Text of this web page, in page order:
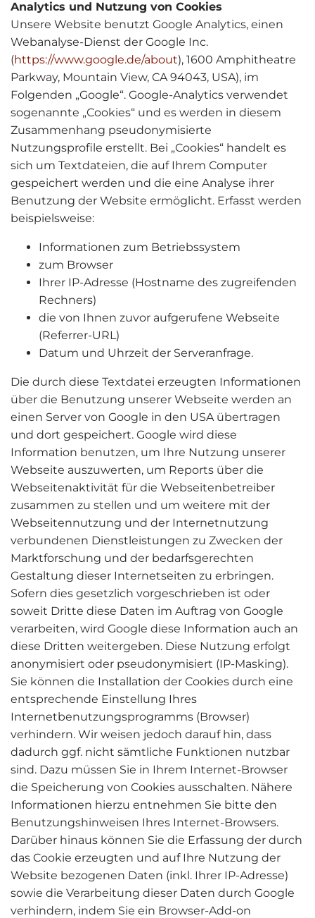
Analytics und Nutzung von Cookies
Unsere Website benutzt Google Analytics, einen
Webanalyse-Dienst der Google Inc.
(https://www.google.de/about), 1600 Amphitheatre
Parkway, Mountain View, CA 94043, USA), im
Folgenden „Google“. Google-Analytics verwendet
sogenannte „Cookies“ und es werden in diesem
Zusammenhang pseudonymisierte
Nutzungsprofile erstellt. Bei „Cookies“ handelt es
sich um Textdateien, die auf Ihrem Computer
gespeichert werden und die eine Analyse ihrer
Benutzung der Website ermöglicht. Erfasst werden
beispielsweise:
Informationen zum Betriebssystem
zum Browser
Ihrer IP-Adresse (Hostname des zugreifenden
Rechners)
die von Ihnen zuvor aufgerufene Webseite
(Referrer-URL)
Datum und Uhrzeit der Serveranfrage.
Die durch diese Textdatei erzeugten Informationen
über die Benutzung unserer Webseite werden an
einen Server von Google in den USA übertragen
und dort gespeichert. Google wird diese
Information benutzen, um Ihre Nutzung unserer
Webseite auszuwerten, um Reports über die
Webseitenaktivität für die Webseitenbetreiber
zusammen zu stellen und um weitere mit der
Webseitennutzung und der Internetnutzung
verbundenen Dienstleistungen zu Zwecken der
Marktforschung und der bedarfsgerechten
Gestaltung dieser Internetseiten zu erbringen.
Sofern dies gesetzlich vorgeschrieben ist oder
soweit Dritte diese Daten im Auftrag von Google
verarbeiten, wird Google diese Information auch an
diese Dritten weitergeben. Diese Nutzung erfolgt
anonymisiert oder pseudonymisiert (IP-Masking).
Sie können die Installation der Cookies durch eine
entsprechende Einstellung Ihres
Internetbenutzungsprogramms (Browser)
verhindern. Wir weisen jedoch darauf hin, dass
dadurch ggf. nicht sämtliche Funktionen nutzbar
sind. Dazu müssen Sie in Ihrem Internet-Browser
die Speicherung von Cookies ausschalten. Nähere
Informationen hierzu entnehmen Sie bitte den
Benutzungshinweisen Ihres Internet-Browsers.
Darüber hinaus können Sie die Erfassung der durch
das Cookie erzeugten und auf Ihre Nutzung der
Website bezogenen Daten (inkl. Ihrer IP-Adresse)
sowie die Verarbeitung dieser Daten durch Google
verhindern, indem Sie ein Browser-Add-on